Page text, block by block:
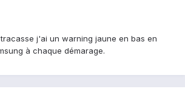
j'ai un warning jaune en bas en
à chaque démarage.